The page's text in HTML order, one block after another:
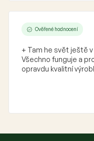
Ověřené hodnocení
+ Tam he svět ještě
Všechno funguje a
opravdu kvalitní